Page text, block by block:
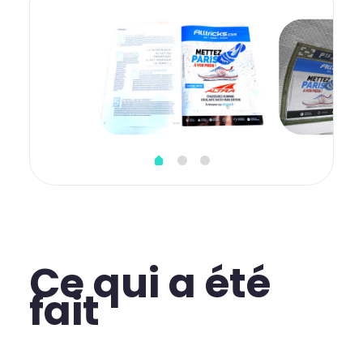
Ce qui a été
fait